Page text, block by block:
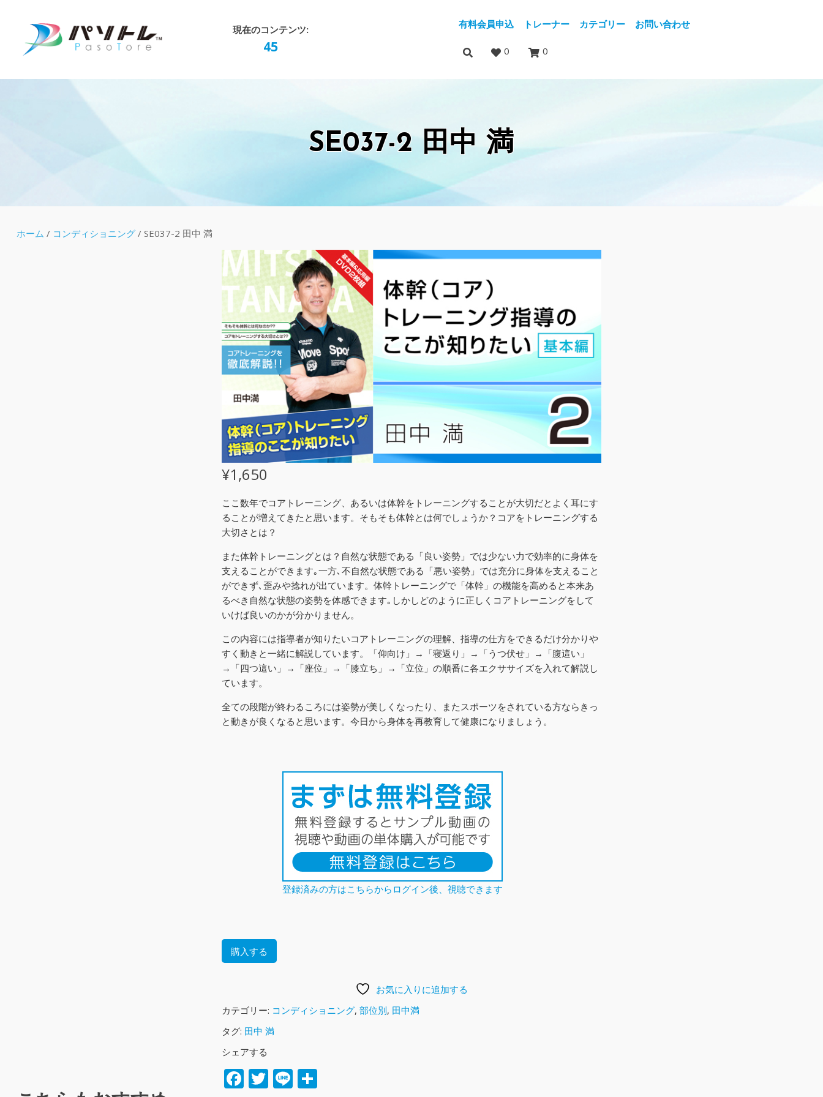
現在のコンテンツ:
45
有料会員申込 トレーナー カテゴリー お問い合わせ
0 0
SE037-2 田中 満
ホーム / コンディショニング/ SE037-2 田中 満
¥1,650
ここ数年でコアトレーニング、あるいは体幹をトレーニングすることが大切だとよく耳にす
ることが増えてきたと思います。そもそも体幹とは何でしょうか？コアをトレーニングする
大切さとは？
また体幹トレーニングとは？自然な状態である「良い姿勢」では少ない力で効率的に身体を
支えることができます｡一方､不自然な状態である「悪い姿勢」では充分に身体を支えること
ができず､歪みや捻れが出ています。体幹トレーニングで「体幹」の機能を高めると本来あ
るべき自然な状態の姿勢を体感できます｡しかしどのように正しくコアトレーニングをして
いけば良いのかが分かりません。
この内容には指導者が知りたいコアトレーニングの理解、指導の仕方をできるだけ分かりや
すく動きと一緒に解説しています。「仰向け」→「寝返り」→「うつ伏せ」→「腹這い」
→「四つ這い」→「座位」→「膝立ち」→「立位」の順番に各エクササイズを入れて解説し
ています。
全ての段階が終わるころには姿勢が美しくなったり、またスポーツをされている方ならきっ
と動きが良くなると思います。今日から身体を再教育して健康になりましょう。
登録済みの方はこちらからログイン後、視聴できます
購入する
お気に入りに追加する
カテゴリー: コンディショニング,部位別, 田中満
タグ: 田中 満
シェアする
Facebook
Twitter
Line